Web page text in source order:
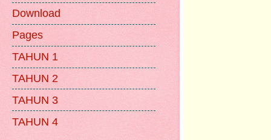
Download
Pages
TAHUN 1
TAHUN 2
TAHUN 3
TAHUN 4